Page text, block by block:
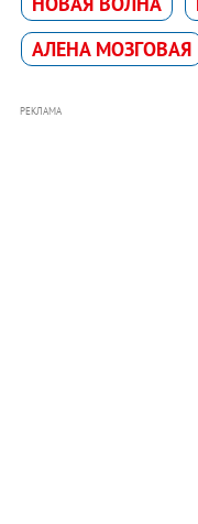
АЛЕНА МОЗГОВАЯ
РЕКЛАМА